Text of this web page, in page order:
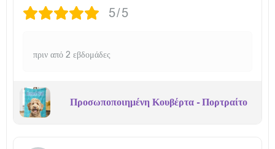
5/5
πριν από 2 εβδομάδες
Προσωποποιημένη Κουβέρτα - Πορτραίτο